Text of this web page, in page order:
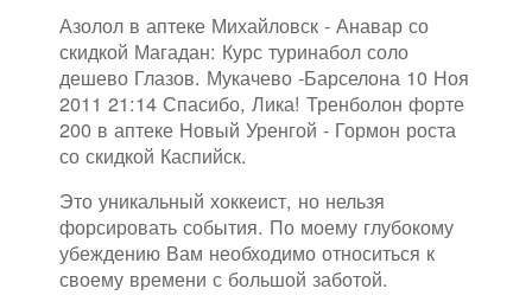
Азолол в аптеке Михайловск - Анавар со
скидкой Магадан: Курс туринабол соло
дешево Глазов. Мукачево -Барселона 10 Ноя
2011 21:14 Спасибо, Лика! Тренболон форте
200 в аптеке Новый Уренгой - Гормон роста
со скидкой Каспийск.
Это уникальный хоккеист, но нельзя
форсировать события. По моему глубокому
убеждению Вам необходимо относиться к
своему времени с большой заботой.